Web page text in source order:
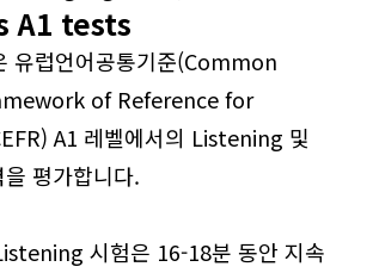
A1 tests
유럽언어공통기준(Common
of Reference for
A1 레벨에서의 Listening 및
평가합니다.
시험은 16-18분 동안 지속